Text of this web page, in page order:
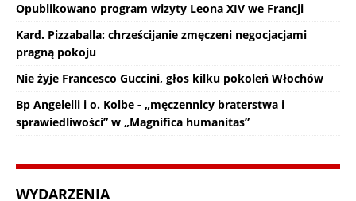
Opublikowano program wizyty Leona XIV we Francji
Kard. Pizzaballa: chrześcijanie zmęczeni negocjacjami
pragną pokoju
Nie żyje Francesco Guccini, głos kilku pokoleń Włochów
Bp Angelelli i o. Kolbe - „męczennicy braterstwa i
sprawiedliwości” w „Magnifica humanitas”
WYDARZENIA